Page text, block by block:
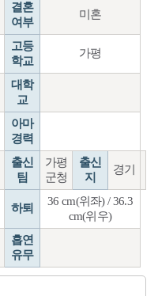
결혼
여부
미혼
고등
학교
가평
대학
교
아마
경력
출신
팀
가평
군청
출신
지
경기
하퇴
36 cm(위좌) / 36.3
cm(위우)
흡연
유무